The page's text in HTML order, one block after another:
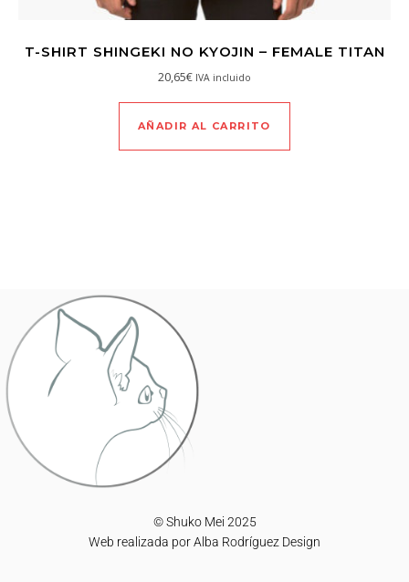
T-SHIRT SHINGEKI NO KYOJIN – FEMALE TITAN
20,65€ IVA incluido
AÑADIR AL CARRITO
© Shuko Mei 2025
Web realizada porAlba Rodríguez Design